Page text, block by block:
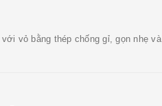
vỏ bằng thép chống gỉ, gọn nhẹ và